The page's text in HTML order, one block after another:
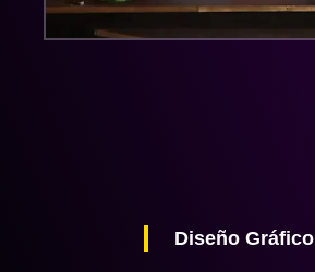
Diseño Gráfico